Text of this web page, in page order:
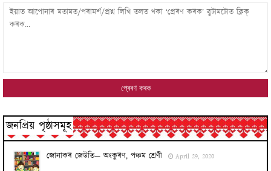
জনপ্ৰিয় পৃষ্ঠাসমূহ
জোনাকৰ জেউতি— অংকুৰণ, পঞ্চম শ্ৰেণী April 29, 2020